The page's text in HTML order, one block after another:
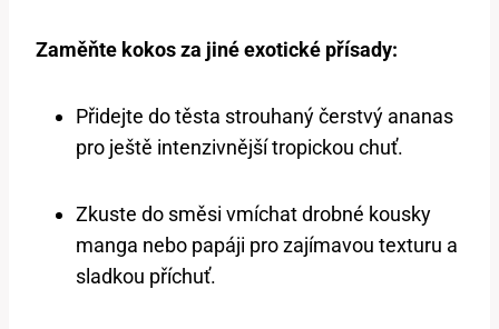
Zaměňte kokos za jiné exotické přísady:
Přidejte do těsta strouhaný čerstvý ananas
pro ještě intenzivnější tropickou chuť.
Zkuste do směsi vmíchat drobné kousky
manga nebo papáji pro zajímavou texturu a
sladkou příchuť.